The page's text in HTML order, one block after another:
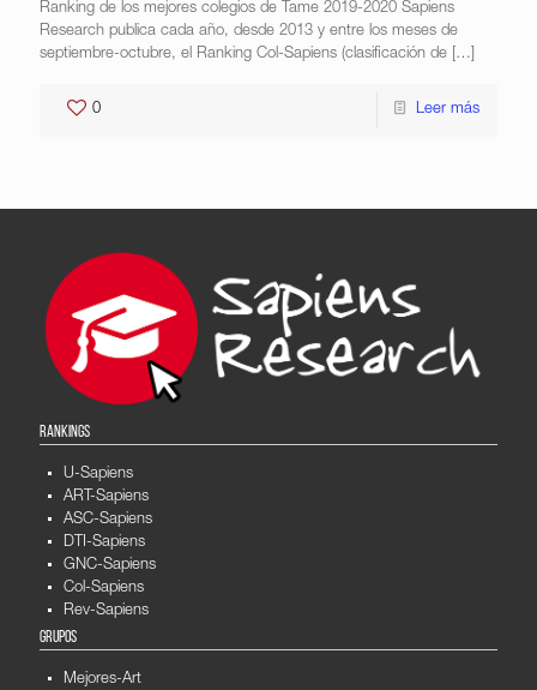
Ranking de los mejores colegios de Tame 2019-2020 Sapiens
Research publica cada año, desde 2013 y entre los meses de
septiembre-octubre, el Ranking Col-Sapiens (clasificación de […]
0 Leer más
RANKINGS
U-Sapiens
ART-Sapiens
ASC-Sapiens
DTI-Sapiens
GNC-Sapiens
Col-Sapiens
Rev-Sapiens
GRUPOS
Mejores-Art